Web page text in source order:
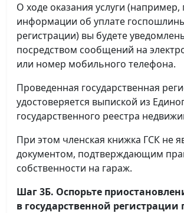
О ходе оказания услуги (например,
информации об уплате
регистрации) вы будете
посредством сообщений на
или номер мобильного телефона.
Проведенная государственная
удостоверяется выпиской из
государственного реестра
При этом членская книжка ГСК не
документом, подтверждающим
собственности на гараж.
Шаг 3Б. Оспорьте
в государственной регистрации